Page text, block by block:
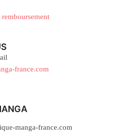
france.com
manga-france.com